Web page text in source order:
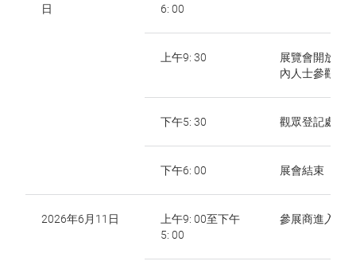
日
6: 00
上午9: 30
展覽會開放給
內人士參觀
下午5: 30 觀眾登記處關
下午6: 00 展會結束
2026年6月11日
上午9: 00至下午
5: 00
參展商進入會